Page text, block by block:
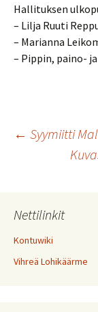
Hallituksen
– Lilja Ruuti
– Marianna
– Pippin, paino-
← Syymiitti
Nettilinkit
Kontuwiki
Vihreä Lohikäärme